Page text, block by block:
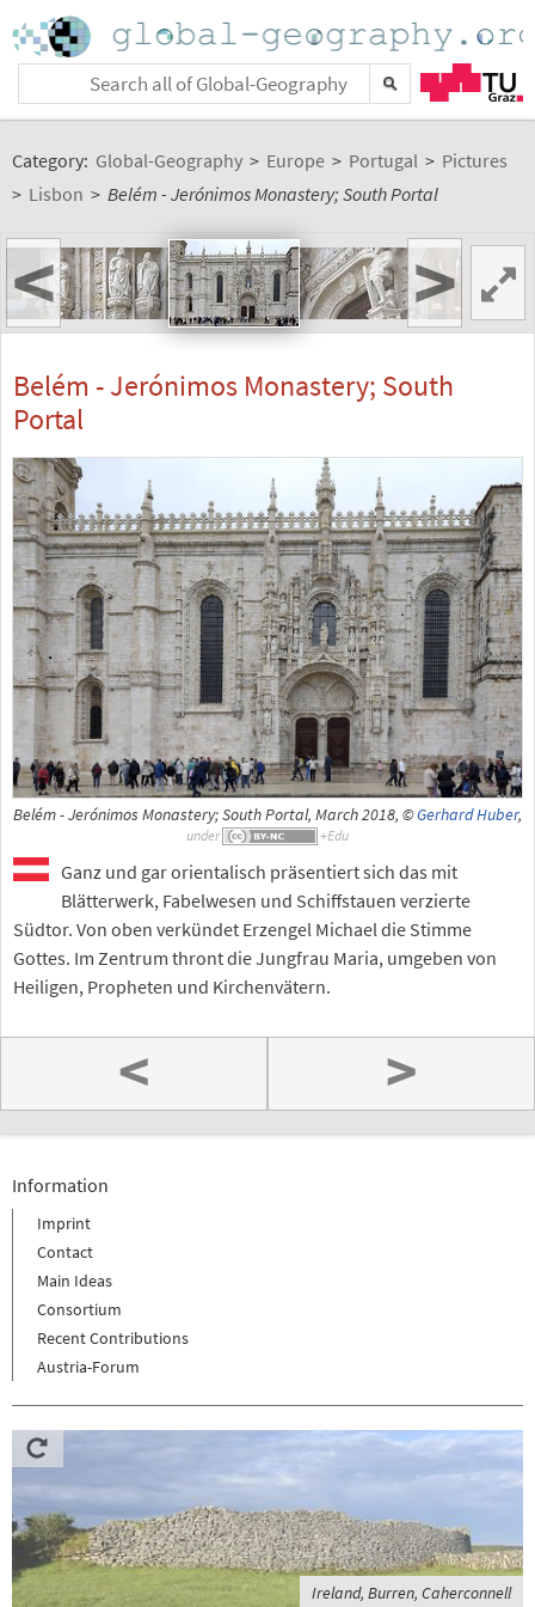
Category: Global-Geography > Europe > Portugal > Pictures
> Lisbon > Belém - Jerónimos Monastery; South Portal
< >
Belém - Jerónimos Monastery; South
Portal
Belém - Jerónimos Monastery; South Portal, March 2018, ©Gerhard Huber,
under
Ganz und gar orientalisch präsentiert sich das mit
Blätterwerk, Fabelwesen und Schiffstauen verzierte
Südtor. Von oben verkündet Erzengel Michael die Stimme
Gottes. Im Zentrum thront die Jungfrau Maria, umgeben von
Heiligen, Propheten und Kirchenvätern.
< >
Information
Imprint
Contact
Main Ideas
Consortium
Recent Contributions
Austria-Forum
Ireland, Burren, Caherconnell